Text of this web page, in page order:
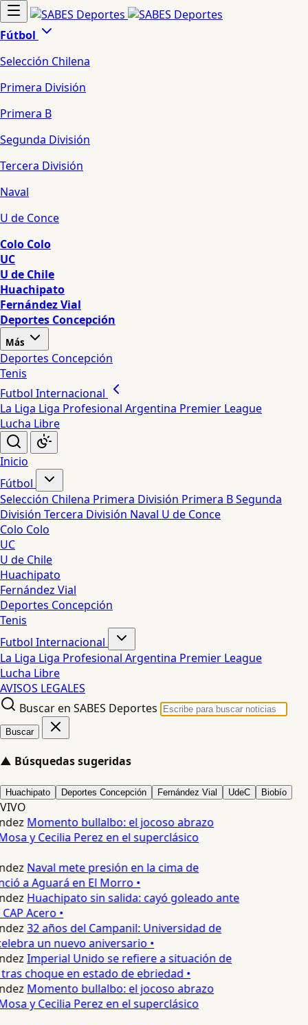
Fútbol
Selección Chilena
Primera División
Primera B
Segunda División
Tercera División
Naval
U de Conce
Colo Colo
UC
U de Chile
Huachipato
Fernández Vial
Deportes Concepción
Más
Deportes Concepción
Tenis
Futbol Internacional
La Liga Liga Profesional Argentina Premier League
Lucha Libre
Inicio
Fútbol
Selección Chilena Primera División Primera BSegunda
División Tercera División Naval U de Conce
Colo Colo
UC
U de Chile
Huachipato
Fernández Vial
Deportes Concepción
Tenis
Futbol Internacional
La Liga Liga Profesional Argentina Premier League
Lucha Libre
AVISOS LEGALES
Buscar en SABES Deportes
Buscar
▲ Búsquedas sugeridas
Huachipato Deportes Concepción Fernández Vial UdeC Biobío
VIVO
Momento bullalbo: el jocoso abrazo
y Cecilia Perez en el superclásico
Naval mete presión en la cima de
a Aguará en El Morro •
Huachipato sin salida: cayó goleado ante
Acero •
32 años del Campanil: Universidad de
un nuevo aniversario •
Imperial Unido se refiere a situación de
choque en estado de ebriedad •
Momento bullalbo: el jocoso abrazo
y Cecilia Perez en el superclásico